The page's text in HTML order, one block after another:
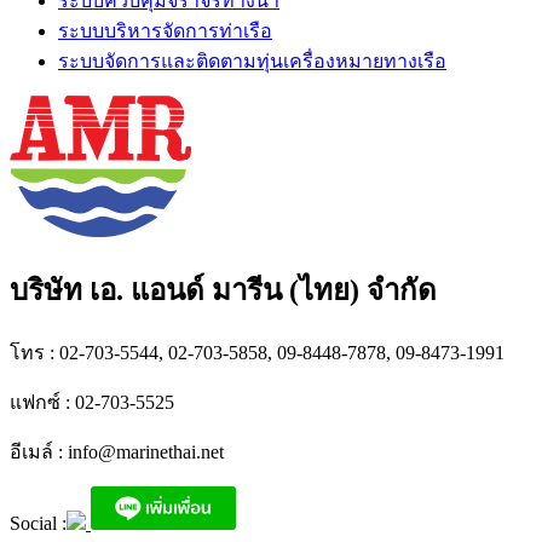
ระบบบริหารจัดการท่าเรือ
ระบบจัดการและติดตามทุ่นเครื่องหมายทางเรือ
บริษัท เอ. แอนด์ มารีน (ไทย) จำกัด
โทร : 02-703-5544, 02-703-5858, 09-8448-7878, 09-8473-1991
แฟกซ์ : 02-703-5525
อีเมล์ : info@marinethai.net
Social :